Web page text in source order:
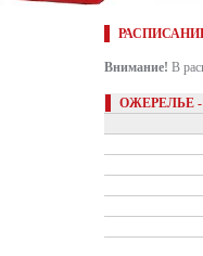
Внимание! В
ОЖЕРЕЛЬЕ